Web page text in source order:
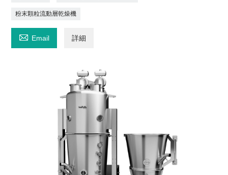
粉末顆粒流動層乾燥機
 Email 詳細